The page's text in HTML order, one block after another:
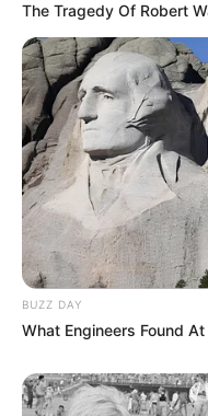
The Tragedy Of Robert
BUZZ DAY
What Engineers Found